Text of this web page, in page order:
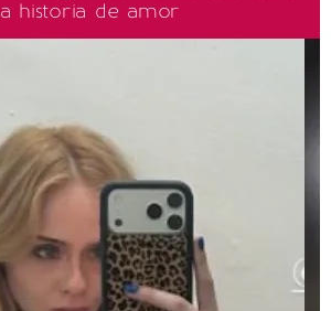
historia de amor